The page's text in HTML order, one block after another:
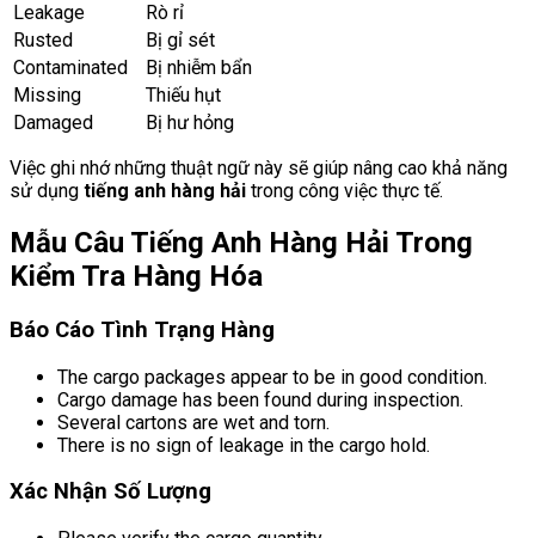
Leakage
Rò rỉ
Rusted
Bị gỉ sét
Contaminated
Bị nhiễm bẩn
Missing
Thiếu hụt
Damaged
Bị hư hỏng
Việc ghi nhớ những thuật ngữ này sẽ giúp nâng cao khả năng
sử dụng tiếng anh hàng hải trong công việc thực tế.
Mẫu Câu Tiếng Anh Hàng Hải Trong
Kiểm Tra Hàng Hóa
Báo Cáo Tình Trạng Hàng
The cargo packages appear to be in good condition.
Cargo damage has been found during inspection.
Several cartons are wet and torn.
There is no sign of leakage in the cargo hold.
Xác Nhận Số Lượng